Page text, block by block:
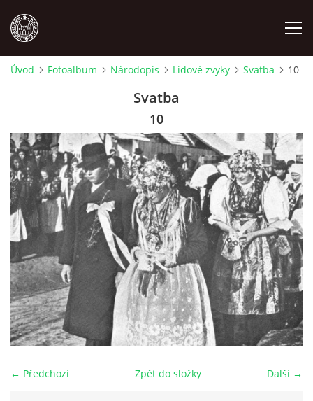
OSOBNOSTI
OSTATNÍ
ODKAZY
O NÁS
DŮL NA SLÍDU (NA KOLE)
Úvod Fotoalbum Národopis Lidové zvyky Svatba 10
Svatba
10
← Předchozí Další →
Zpět do složky